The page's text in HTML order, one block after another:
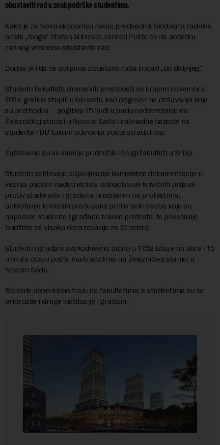
obustaviti rad u znak podrške studentima.
Kako je za Novu ekonomiju rekao predsednik Sindikata radnika
pošte „Sloga“ Stefan Mitrović, radnici Pošte će na početku
radnog vremena obustaviti rad.
Dodao je i da će potpuna obustava rada trajati „do daljnjeg“.
Studenti Fakulteta dramskih umetnosti su krajem novembra
2024. godine stupili u blokadu, kao odgovor na dešavanja koja
su prethodila – pogibiju 15 ljudi u padu nadstrešnice na
Železničkoj stanici u Novom Sadu i naknadne napade na
studente FDU tokom odavanja pošte stradalima.
Zahtevima su se kasnije pridružili i drugi fakulteti u Srbiji.
Studenti zahtevaju objavljivanje kompletne dokumentacije u
vezi sa padom nadstrešnice, odbacivanje krivičnih prijava
protiv studenata i građana uhapšenih na protestima,
pokretanje krivičnih postupaka protiv svih osoba koje su
napadale studente i građane tokom protesta, te povećanje
budžeta za visoko obrazovanje za 20 odsto.
Studenti i građani svakodnevno tačno u 11:52 izlaze na ulice i 15
minuta odaju poštu nastradalima na Železničkoj stanici u
Novom Sadu.
Blokade neprekidno traju na fakultetima, a studentima su se
pridružile i druge institucije i građani.